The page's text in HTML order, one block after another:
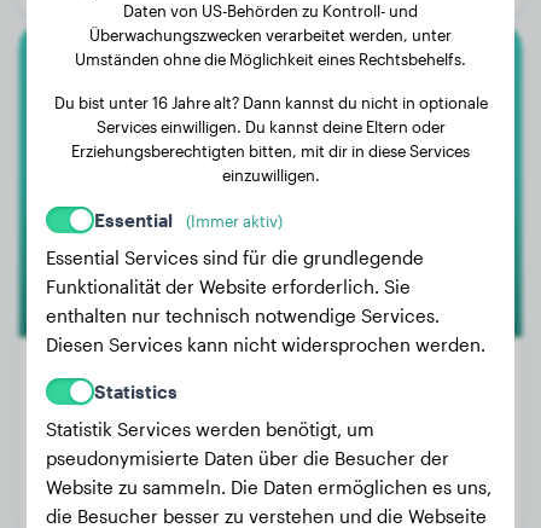
Bella
Gewicht:
Alter:
4 Jahre, 6 Monate
Geschlecht:
Hündinn
Daten von US-Behörden zu Kontroll- und
Überwachungszwecken verarbeitet werden, unter
Umständen ohne die Möglichkeit eines Rechtsbehelfs.
Du bist unter 16 Jahre alt? Dann kannst du nicht in optionale
Services einwilligen. Du kannst deine Eltern oder
Erziehungsberechtigten bitten, mit dir in diese Services
einzuwilligen.
Essential (Immer aktiv)
Essential Services sind für die grundlegende
Funktionalität der Website erforderlich. Sie
enthalten nur technisch notwendige Services.
Diesen Services kann nicht widersprochen werden.
Statistics
Statistik Services werden benötigt, um
pseudonymisierte Daten über die Besucher der
Website zu sammeln. Die Daten ermöglichen es uns,
die Besucher besser zu verstehen und die Webseite